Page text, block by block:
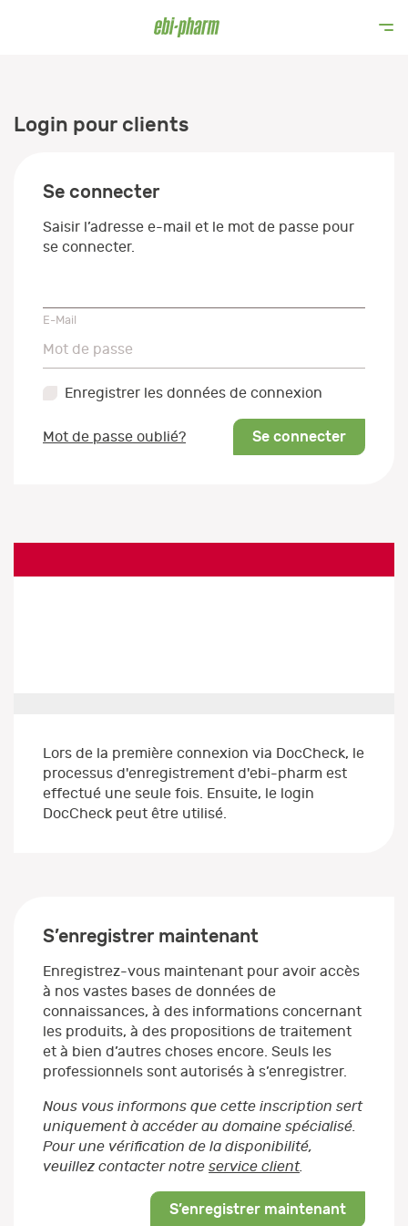
Login pour clients
Se connecter
Saisir l’adresse e-mail et le mot de passe pour
se connecter.
E-Mail
Mot de passe
Mot de passe
Enregistrer les données de connexion
Mot de passe oublié? Se connecter
Lors de la première connexion via DocCheck, le
processus d'enregistrement d'ebi-pharm est
effectué une seule fois. Ensuite, le login
DocCheck peut être utilisé.
S’enregistrer maintenant
Enregistrez-vous maintenant pour avoir accès
à nos vastes bases de données de
connaissances, à des informations concernant
les produits, à des propositions de traitement
et à bien d’autres choses encore. Seuls les
professionnels sont autorisés à s’enregistrer.
Nous vous informons que cette inscription sert
uniquement à accéder au domaine spécialisé.
Pour une vérification de la disponibilité,
veuillez contacter notre service client.
S’enregistrer maintenant